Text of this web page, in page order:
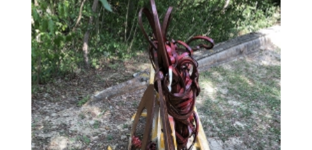
EL BANC DE L’EURO